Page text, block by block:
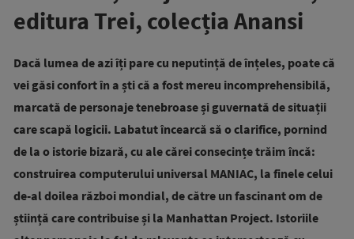
editura Trei, colecția Anansi
Dacă lumea de azi îți pare cu neputință de înțeles, poate că
vei găsi confort în a ști că a fost mereu incomprehensibilă,
marcată de personaje tenebroase și guvernată de situații
care scapă logicii. Labatut încearcă să o clarifice, pornind
de la o istorie bizară, cu ale cărei consecințe trăim încă:
construirea computerului universal MANIAC, la finele celui
de-al doilea război mondial, de către un fascinant om de
știință care contribuise și la Manhattan Project. Istoriile